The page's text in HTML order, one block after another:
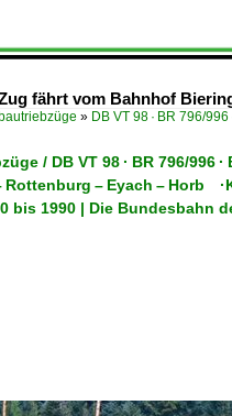
fährt vom Bahnhof
» DB VT 98 · BR 796/
/ DB VT 98 · BR 796/996
– Eyach – Horb
1990 | Die Bundesbahn